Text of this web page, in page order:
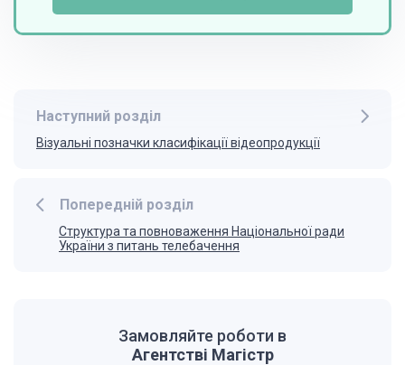
Попередній розділ
Структура та повноваження Національної ради
України з питань телебачення
Наступний розділ
Візуальні позначки класифікації відеопродукції
Замовляйте роботи в
Агентстві Магістр